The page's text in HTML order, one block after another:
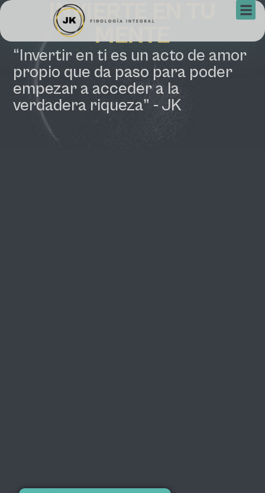
INVIERTE EN TU
MENTE
“Invertir en ti es un acto de amor
propio que da paso para poder
empezar a acceder a la
verdadera riqueza” - JK